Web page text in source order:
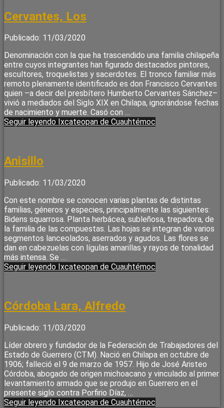
Cervantes, Los
Publicado: 11/03/2020
Denominación con la que ha trascendido una familia chilapeña
entre cuyos integrantes han figurado destacados pintores,
escultores, troquelistas y sacerdotes. El tronco familiar más
remoto plenamente identificado es don Francisco Cervantes
quien –a decir del presbítero Humberto Cervantes Sánchez–
vivió a mediados del Siglo XIX en Chilapa, ignorándose fechas
de nacimiento y muerte. Casó con …
Seguir leyendo Ixcateopan de Cuauhtémoc
Anisillo
Publicado: 11/03/2020
Con este nombre se conocen varias plantas de distintas
familias, géneros y especies, principalmente las siguientes:
Bidens squarrosa. Planta herbácea, subleñosa, trepadora, de
la familia de las compuestas. Las hojas se integran de varios
segmentos lanceolados, aserrados y agudos. Las flores se
dan en cabezuelas con lígulas amarillas y rayos de tonalidad
más intensa. Se …
Seguir leyendo Ixcateopan de Cuauhtémoc
Córdoba Lara, Alfredo
Publicado: 11/03/2020
Líder obrero y fundador de la Federación de Trabajadores del
Estado de Guerrero (CTM). Nació en Chilapa en octubre de
1906; falleció el 9 de marzo de 1957. Hijo de José Aristeo
Córdoba, abogado de origen michoacano y vinculado al primer
levantamiento armado que se produjo en Guerrero en el
presente siglo contra Porfirio Díaz, …
Seguir leyendo Ixcateopan de Cuauhtémoc